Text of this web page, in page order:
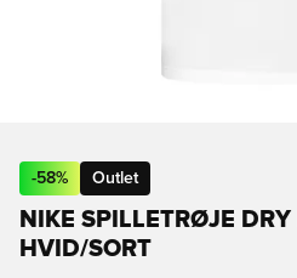
-58% Outlet
NIKE SPILLETRØJE
HVID/SORT